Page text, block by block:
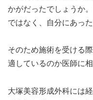
かがだったでしょうか
ではなく、自分にあっ
そのため施術を受ける
適しているのか医師に
大塚美容形成外科には